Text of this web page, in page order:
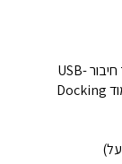
תמיכה במגוון תחנות עגינה דרך חיבור USB-
C®. למידע נוסף על תחנות תואמות, בקרו בעמוד Docking